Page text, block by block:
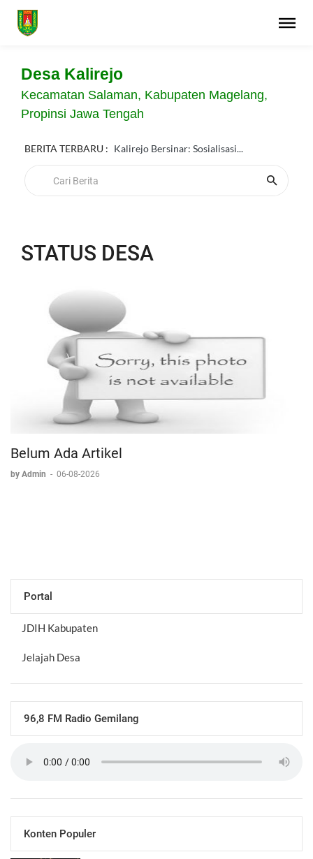
Desa Kalirejo
Kecamatan Salaman, Kabupaten Magelang,
Propinsi Jawa Tengah
BERITA TERBARU : Kalirejo Bersinar: Sosialisasi...
STATUS DESA
Belum Ada Artikel
by Admin - 06-08-2026
Portal
JDIH Kabupaten
Jelajah Desa
96,8 FM Radio Gemilang
Konten Populer